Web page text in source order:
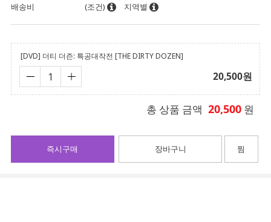
배송비
(조건) 지역별
[DVD] 더티 더즌: 특공대작전 [THE DIRTY DOZEN]
20,500원
총 상품 금액 20,500 원
장바구니
즉시구매 찜